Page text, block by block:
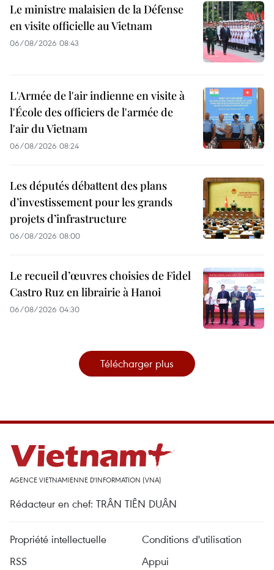
Le ministre malaisien de la Défense
en visite officielle au Vietnam
06/08/2026 08:43
L'Armée de l'air indienne en visite à
l'École des officiers de l'armée de
l'air du Vietnam
06/08/2026 08:24
Les députés débattent des plans
d’investissement pour les grands
projets d’infrastructure
06/08/2026 08:00
Le recueil d’œuvres choisies de Fidel
Castro Ruz en librairie à Hanoi
06/08/2026 04:30
Télécharger plus
AGENCE VIETNAMIENNE D'INFORMATION (VNA)
Rédacteur en chef: TRÂN TIÊN DUÂN
Propriété intellectuelle
Conditions d'utilisation
RSS
Appui